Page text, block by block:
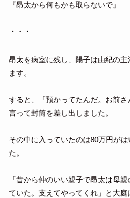
『昂太から何もかも取らないで』
・・・
昂太を病室に残し、陽子は由紀の
ます。
すると、「預かってたんだ。お前さ
言って封筒を差し出しました。
その中に入っていたのは80万円が
た。
「昔から仲のいい親子で昂太は母
ていた。支えてやってくれ」と大庭